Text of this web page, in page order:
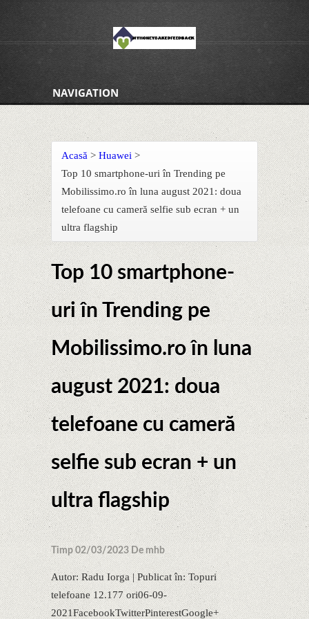
NAVIGATION
Acasă > Huawei >
Top 10 smartphone-uri în Trending pe
Mobilissimo.ro în luna august 2021: doua
telefoane cu cameră selfie sub ecran + un
ultra flagship
Top 10 smartphone-
uri în Trending pe
Mobilissimo.ro în luna
august 2021: doua
telefoane cu cameră
selfie sub ecran + un
ultra flagship
Timp 02/03/2023 De mhb
Autor: Radu Iorga | Publicat în: Topuri
telefoane 12.177 ori06-09-
2021FacebookTwitterPinterestGoogle+